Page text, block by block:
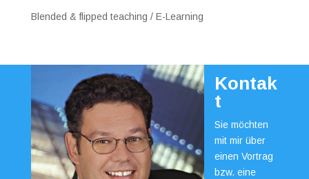
Blended & flipped teaching / E-Learning
Kontak
t
Sie möchten
mit mir über
einen Vortrag
bzw. eine